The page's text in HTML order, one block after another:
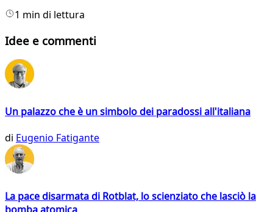
1 min di lettura
Idee e commenti
Un palazzo che è un simbolo dei paradossi all'italiana
di Eugenio Fatigante
La pace disarmata di Rotblat, lo scienziato che lasciò la